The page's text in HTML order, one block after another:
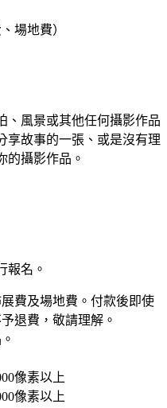
場地費）
、風景或其他任何攝影作品
享故事的一張、或是沒有理
的攝影作品。
報名。
費及場地費。付款後即使
退費，敬請理解。
像素以上
像素以上